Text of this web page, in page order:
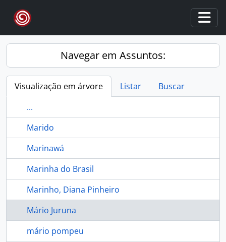
Skip to main content
Navegar em Assuntos:
Visualização em árvore Listar
Buscar
...
Marido
Marinawá
Marinha do Brasil
Marinho, Diana Pinheiro
Mário Juruna
mário pompeu